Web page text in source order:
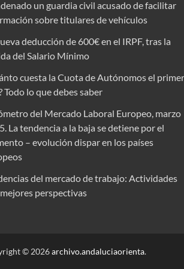
un guardia civil acusado de facilitar
sobre titulares de vehículos
deducción de 600€ en el IRPF, tras la
del Salario Mínimo
cuesta la Cuota de Autónomos el primer
Todo lo que debes saber
del Mercado Laboral Europeo, marzo
La tendencia a la baja se detiene por el
– evolución dispar en los países
del mercado de trabajo: Actividades
perspectivas
© 2026archivo.andaluciaorienta.